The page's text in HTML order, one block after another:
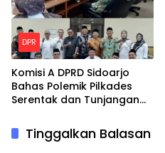
DPR
Komisi A DPRD Sidoarjo
Bahas Polemik Pilkades
Serentak dan Tunjangan
Tinggalkan Balasan